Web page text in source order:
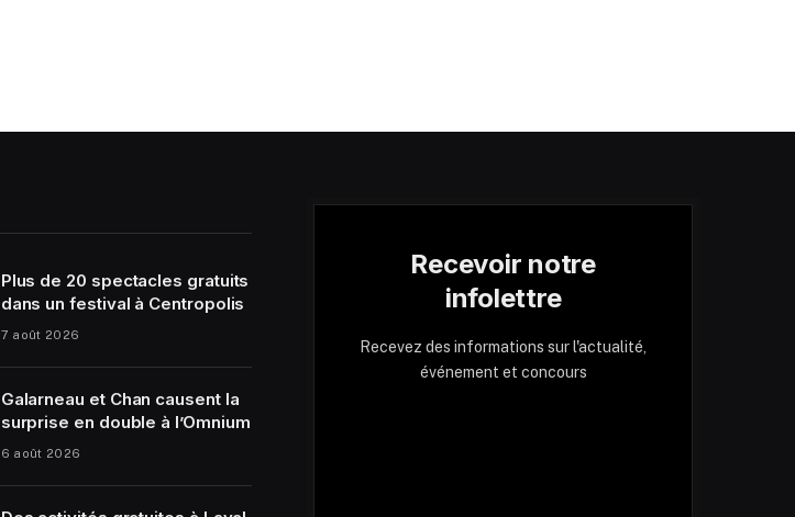
Plus de 20 spectacles gratuits
dans un festival à Centropolis
7 août 2026
Galarneau et Chan causent la
surprise en double à l’Omnium
6 août 2026
Recevoir notre
infolettre
Recevez des informations sur l'actualité,
événement et concours